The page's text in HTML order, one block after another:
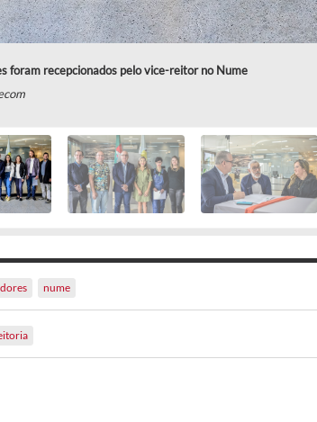
foram recepcionados pelo vice-reitor no Nume
nume